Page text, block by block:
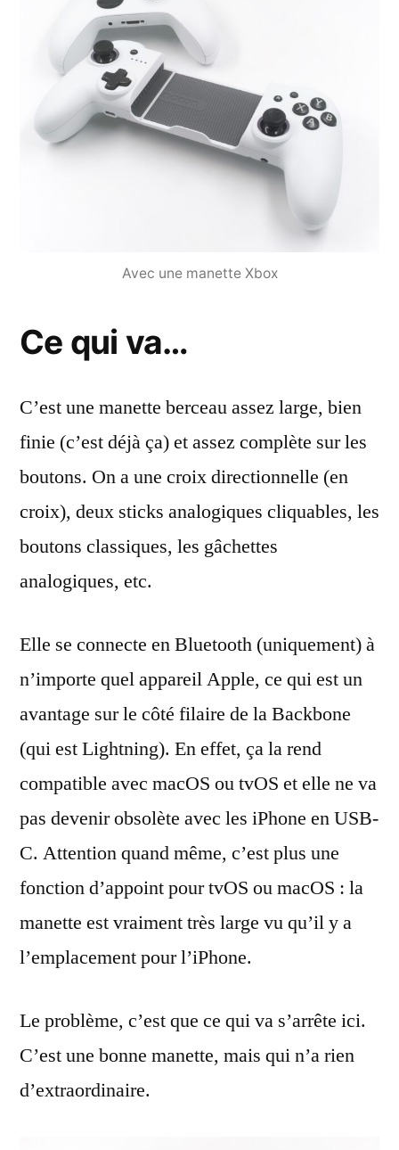
Avec une manette Xbox
Ce qui va…
C’est une manette berceau assez large, bien
finie (c’est déjà ça) et assez complète sur les
boutons. On a une croix directionnelle (en
croix), deux sticks analogiques cliquables, les
boutons classiques, les gâchettes
analogiques, etc.
Elle se connecte en Bluetooth (uniquement) à
n’importe quel appareil Apple, ce qui est un
avantage sur le côté filaire de la Backbone
(qui est Lightning). En effet, ça la rend
compatible avec macOS ou tvOS et elle ne va
pas devenir obsolète avec les iPhone en USB-
C. Attention quand même, c’est plus une
fonction d’appoint pour tvOS ou macOS : la
manette est vraiment très large vu qu’il y a
l’emplacement pour l’iPhone.
Le problème, c’est que ce qui va s’arrête ici.
C’est une bonne manette, mais qui n’a rien
d’extraordinaire.